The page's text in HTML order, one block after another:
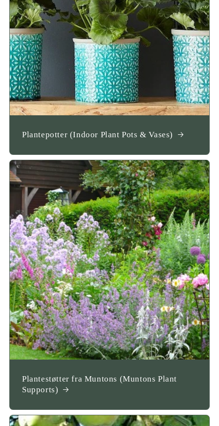
Plantepotter (Indoor Plant Pots & Vases)
Plantestøtter fra Muntons (Muntons Plant
Supports)